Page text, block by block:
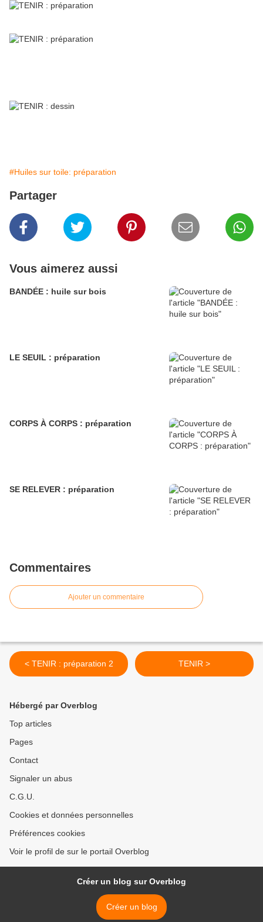
#Huiles sur toile: préparation
Partager
Vous aimerez aussi
BANDÉE : huile sur bois
LE SEUIL : préparation
CORPS À CORPS : préparation
SE RELEVER : préparation
Commentaires
Ajouter un commentaire
< TENIR : préparation 2 TENIR >
Hébergé par Overblog
Top articles
Pages
Contact
Signaler un abus
C.G.U.
Cookies et données personnelles
Préférences cookies
Voir le profil de sur le portail Overblog
Créer un blog sur Overblog
Créer un blog